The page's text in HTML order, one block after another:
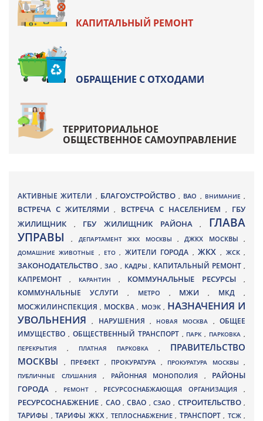
КАПИТАЛЬНЫЙ РЕМОНТ
ОБРАЩЕНИЕ С ОТХОДАМИ
ТЕРРИТОРИАЛЬНОЕ
ОБЩЕСТВЕННОЕ САМОУПРАВЛЕНИЕ
АКТИВНЫЕ ЖИТЕЛИ , БЛАГОУСТРОЙСТВО , ВАО , ВНИМАНИЕ ,
ВСТРЕЧА С ЖИТЕЛЯМИ, ВСТРЕЧА С НАСЕЛЕНИЕМ , ГБУ
ЖИЛИЩНИК
, ГБУ ЖИЛИЩНИК РАЙОНА, ГЛАВА
УПРАВЫ, ДЕПАРТАМЕНТ ЖКХ МОСКВЫ ,ДЖКХ МОСКВЫ ,
ДОМАШНИЕ ЖИВОТНЫЕ , ЕТО, ЖИТЕЛИ ГОРОДА , ЖКХ, ЖСК,
ЗАКОНОДАТЕЛЬСТВО , ЗАО , КАДРЫ, КАПИТАЛЬНЫЙ РЕМОНТ ,
КАПРЕМОНТ , КАРАНТИН , КОММУНАЛЬНЫЕ РЕСУРСЫ,
КОММУНАЛЬНЫЕ УСЛУГИ , МЕТРО , МЖИ, МКД ,
МОСЖИЛИНСПЕКЦИЯ, МОСКВА , МОЭК , НАЗНАЧЕНИЯ И
УВОЛЬНЕНИЯ, НАРУШЕНИЯ , НОВАЯ МОСКВА ,ОБЩЕЕ
ИМУЩЕСТВО , ОБЩЕСТВЕННЫЙ ТРАНСПОРТ , ПАРК, ПАРКОВКА ,
ПЕРЕКРЫТИЯ , ПЛАТНАЯ ПАРКОВКА , ПРАВИТЕЛЬСТВО
МОСКВЫ
, ПРЕФЕКТ , ПРОКУРАТУРА , ПРОКУРАТУРА МОСКВЫ ,
ПУБЛИЧНЫЕ СЛУШАНИЯ , РАЙОННАЯ МОНОПОЛИЯ , РАЙОНЫ
ГОРОДА
, РЕМОНТ , РЕСУРСОСНАБЖАЮЩАЯ ОРГАНИЗАЦИЯ ,
РЕСУРСОСНАБЖЕНИЕ, САО,СВАО ,СЗАО, СТРОИТЕЛЬСТВО,
ТАРИФЫ , ТАРИФЫ ЖКХ , ТЕПЛОСНАБЖЕНИЕ , ТРАНСПОРТ , ТСЖ ,